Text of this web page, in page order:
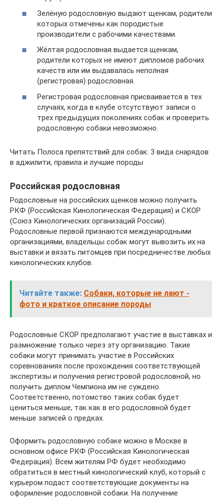
Зелёную родословную выдают щенкам, родители
которых отмечены как породистые
производители с рабочими качествами.
Жёлтая родословная выдается щенкам,
родители которых не имеют дипломов рабочих
качеств или им выдавалась неполная
(регистровая) родословная.
Регистровая родословная присваивается в тех
случаях, когда в клубе отсутствуют записи о
трех предыдущих поколениях собак и проверить
родословную собаки невозможно.
Читать Полоса препятствий для собак: 3 вида снарядов
в аджилити, правила и лучшие породы
Российская родословная
Родословные на российских щенков можно получить
РКФ (Российская Кинологическая Федерация) и СКОР
(Союз Кинологических организаций России).
Родословные первой признаются международными
организациями, владельцы собак могут вывозить их на
выставки и вязать питомцев при посредничестве любых
кинологических клубов.
Читайте также: Собаки, которые не лают -
фото и краткое описание породы
Родословные СКОР предполагают участие в выставках и
размножение только через эту организацию. Такие
собаки могут принимать участие в Российских
соревнованиях после прохождения соответствующей
экспертизы и получения регистровой родословной, но
получить диплом Чемпиона им не суждено.
Соответственно, потомство таких собак будет
цениться меньше, так как в его родословной будет
меньше записей о предках.
Оформить родословную собаке можно в Москве в
основном офисе РКФ (Российская Кинологическая
Федерация). Всем жителям РФ будет необходимо
обратиться в местный кинологический клуб, который с
курьером подаст соответствующие документы на
оформление родословной собаки. На получение